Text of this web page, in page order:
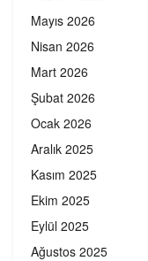
Mayıs 2026
Nisan 2026
Mart 2026
Şubat 2026
Ocak 2026
Aralık 2025
Kasım 2025
Ekim 2025
Eylül 2025
Ağustos 2025